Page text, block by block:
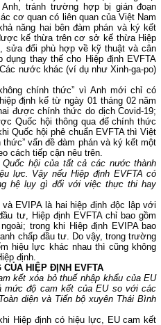
tránh trường hợp bị gián đoạn
cơ quan có liên quan của Việt Nam
năng hai bên đàm phán và ký kết
kế thừa trên cơ sở kế thừa Hiệp
sửa đổi phù hợp về kỹ thuật và cân
thay thế cho Hiệp định EVFTA
nước khác (ví dụ như Xinh-ga-po)
chính thức” vì Anh mới chỉ có
định kể từ ngày 01 tháng 02 năm
được chính thức do dịch Covid-19;
Quốc hội thông qua để chính thức
Quốc hội phê chuẩn EVFTA thì Việt
vấn đề đàm phán và ký kết một
cách tiếp cận nêu trên.
Quốc hội của tất cả các nước thành
lực. Vậy nếu Hiệp định EVFTA có
hệ lụy gì đối với việc thực thi hay
EVIPA là hai hiệp định độc lập với
tư, Hiệp định EVFTA chỉ bao gồm
trong khi Hiệp định EVIPA bao
chấp đầu tư. Do vậy, trong trường
hiệu lực khác nhau thì cũng không
định.
CỦA HIỆP ĐỊNH EVFTA
kết xóa bỏ thuế nhập khẩu của EU
mức độ cam kết của EU so với các
diện và Tiến bộ xuyên Thái Bình
Hiệp định có hiệu lực, EU cam kết